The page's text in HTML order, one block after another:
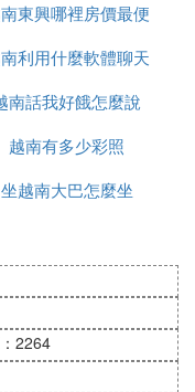
元，適合主打1-
15000元，可覆蓋
南越（胡志明市）
店價格更低。
巴士），避免包
網紅餐廳。
東興哪裡房價最便
宜
利用什麼軟體聊天
南話我好餓怎麼說
越南有多少彩照
坐越南大巴怎麼坐
2264